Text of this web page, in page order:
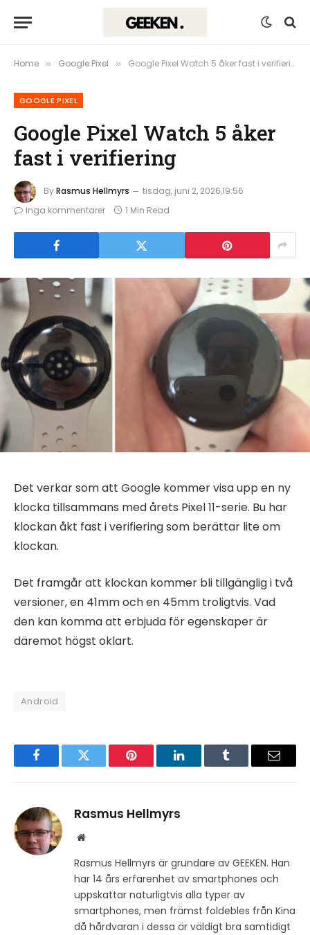
Home » Google Pixel » Google Pixel Watch 5 åker fast i verifiering
GOOGLE PIXEL
Google Pixel Watch 5 åker
fast i verifiering
ByRasmus Hellmyrs
tisdag, juni 2, 2026,19:56
Inga kommentarer
1 Min Read
Det verkar som att Google kommer visa upp en ny
klocka tillsammans med årets Pixel 11-serie. Bu har
klockan åkt fast i verifiering som berättar lite om
klockan.
Det framgår att klockan kommer bli tillgänglig i två
versioner, en 41mm och en 45mm troligtvis. Vad
den kan komma att erbjuda för egenskaper är
däremot högst oklart.
Android
FacebookTwitter Pinterest LinkedInTumblr Email
Rasmus Hellmyrs
Website
Rasmus Hellmyrs är grundare av GEEKEN. Han
har 14 års erfarenhet av smartphones och
uppskattar naturligtvis alla typer av
smartphones, men främst foldebles från Kina
då hårdvaran i dessa är väldigt bra samtidigt